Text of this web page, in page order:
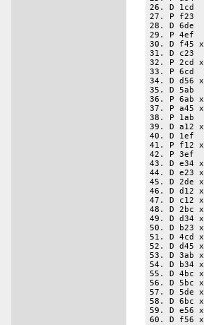
26. D 1cd
27. P f23
28. D 6de
29. P 4ef
30. D f45 x
31. D c23
32. P 2cd x
33. P 6cd
34. D d56 x
35. D 5ab
36. P 6ab x
37. P a45 x
38. P 1ab
39. D a12 x
40. D 1ef
41. P f12 x
42. P 3ef
43. D e34 x
44. D e23 x
45. D 2de x
46. D d12 x
47. D c12 x
48. D 2bc x
49. D d34 x
50. D b23 x
51. D 4cd x
52. D d45 x
53. D 3ab x
54. D b34 x
55. D 4bc x
56. D 5bc x
57. D 5de x
58. D 6bc x
59. D e56 x
60. D f56 x